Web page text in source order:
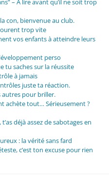
con, bienvenue au club.
trop vite
vos enfants à atteindre leurs
perso
tu saches sur la réussite
à jamais
juste ta réaction.
autres pour briller.
achète tout… Sérieusement ?
déjà assez de sabotages en
: la vérité sans fard
c’est ton excuse pour rien